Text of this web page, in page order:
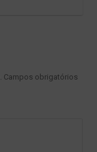
Campos obrigatórios